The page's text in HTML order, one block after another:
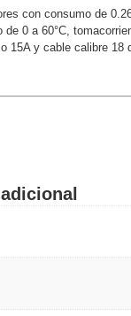
Lente
con consumo de
de 0 a 60°C,
15A y cable calibre 18